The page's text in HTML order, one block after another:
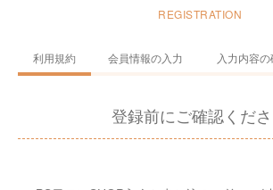
REGISTRATION
利用規約 会員情報の入力 入力内容
登録前にご確認くだ